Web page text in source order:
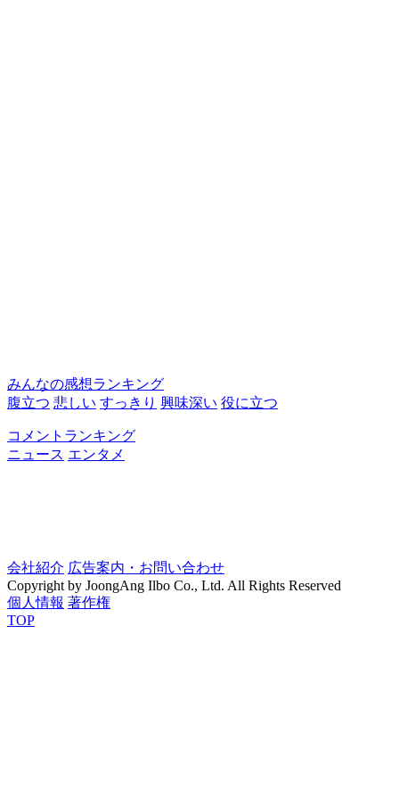
みんなの感想ランキング
腹立つ 悲しい すっきり 興味深い 役に立つ
コメントランキング
ニュース エンタメ
会社紹介 広告案内・お問い合わせ
Copyright by JoongAng Ilbo Co., Ltd. All Rights Reserved
個人情報 著作権
TOP